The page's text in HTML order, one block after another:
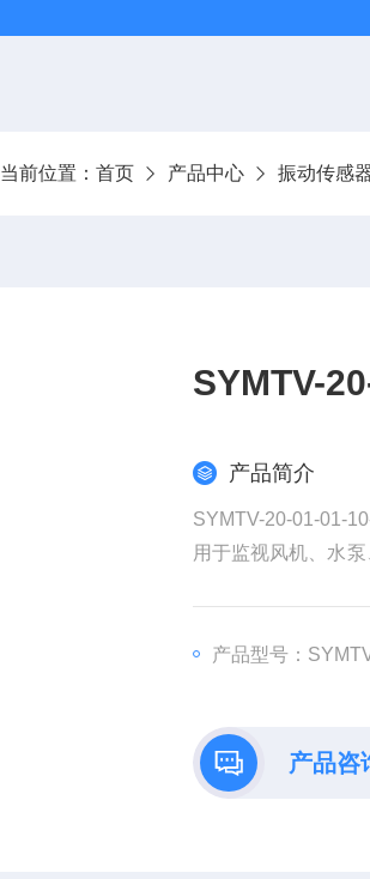
当前位置： 首页 产品中心 振动传感
SYMTV-
产品简介
SYMTV-20-01-01-
用于监视风机、水
产品型号：SYMTV-20-
产品咨